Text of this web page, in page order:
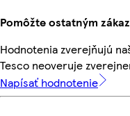
Pomôžte ostatným
Hodnotenia zverejňujú
Tesco neoveruje
Napísať hodnotenie